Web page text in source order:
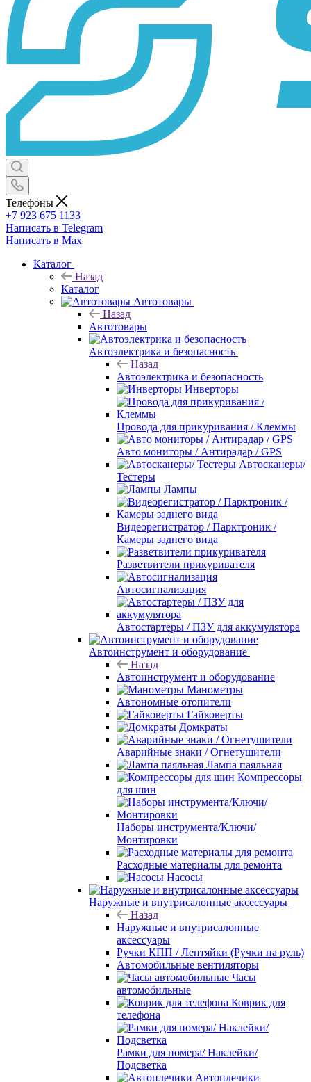
Телефоны
+7 923 675 1133
Написать в Telegram
Написать в Max
Каталог
Назад
Каталог
Автотовары
Назад
Автотовары
Автоэлектрика и безопасность
Назад
Автоэлектрика и безопасность
Инверторы
Провода для прикуривания / Клеммы
Авто мониторы / Антирадар / GPS
Автосканеры/
Тестеры
Лампы
Видеорегистратор / Парктроник /
Камеры заднего вида
Разветвители прикуривателя
Автосигнализация
Автостартеры / ПЗУ для аккумулятора
Автоинструмент и оборудование
Назад
Автоинструмент и оборудование
Манометры
Автономные отопители
Гайковерты
Домкраты
Аварийные знаки / Огнетушители
Лампа паяльная
Компрессоры
для шин
Наборы инструмента/Ключи/
Монтировки
Расходные материалы для ремонта
Насосы
Наружные и внутрисалонные аксессуары
Назад
Наружные и внутрисалонные
аксессуары
Ручки КПП / Лентяйки (Ручки на руль)
Автомобильные вентиляторы
Часы
автомобильные
Коврик для
телефона
Рамки для номера/ Наклейки/
Подсветка
Автоплечики